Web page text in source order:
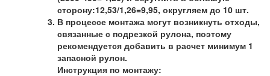
сторону:12,53/1,26=9,95, округляем до 10 шт.
В процессе монтажа могут возникнуть отходы,
связанные с подрезкой рулона, поэтому
рекомендуется добавить в расчет минимум 1
запасной рулон.
Инструкция по монтажу: